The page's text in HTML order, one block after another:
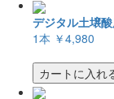
デジタル土壌
1本 ￥4,980
カートに入れ